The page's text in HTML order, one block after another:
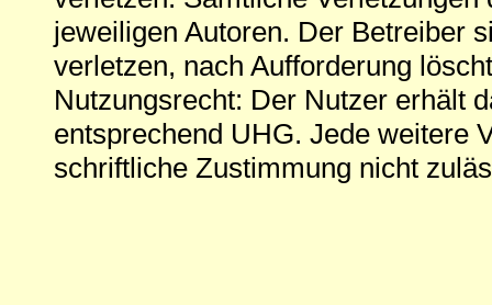
jeweiligen Autoren. Der Betreiber
verletzen, nach Aufforderung
Nutzungsrecht: Der Nutzer erhält
entsprechend UHG. Jede weitere
schriftliche Zustimmung nicht